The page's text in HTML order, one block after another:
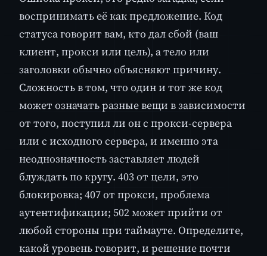
воспринимать её как предложение. Код
статуса говорит вам, кто дал сбой (ваш
клиент, прокси или цель), а тело или
заголовки обычно объясняют причину.
Сложность в том, что один и тот же код
может означать разные вещи в зависимости
от того, поступил ли он с прокси-сервера
или с исходного сервера, и именно эта
неоднозначность заставляет людей
блуждать по кругу. 403 от цели, это
блокировка; 407 от прокси, проблема
аутентификации; 502 может прийти от
любой стороны при таймауте. Определите,
какой уровень говорит, и решение почти